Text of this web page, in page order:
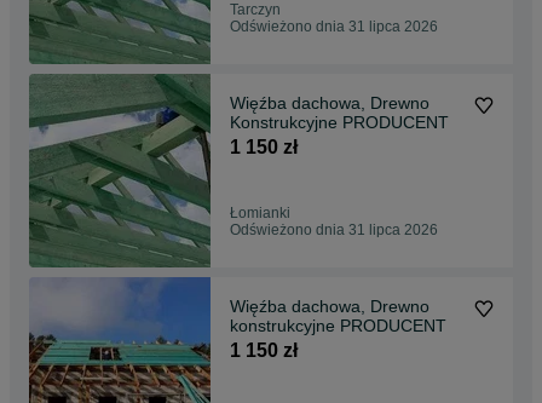
Tarczyn
Odświeżono dnia 31 lipca 2026
Więźba dachowa, Drewno
Konstrukcyjne PRODUCENT
1 150 zł
Łomianki
Odświeżono dnia 31 lipca 2026
Więźba dachowa, Drewno
konstrukcyjne PRODUCENT
1 150 zł